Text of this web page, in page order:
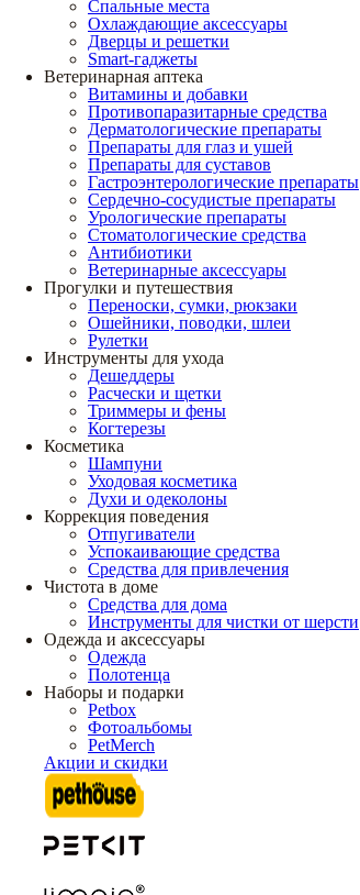
Спальные места
Охлаждающие аксессуары
Дверцы и решетки
Smart-гаджеты
Ветеринарная аптека
Витамины и добавки
Противопаразитарные средства
Дерматологические препараты
Препараты для глаз и ушей
Препараты для суставов
Гастроэнтерологические препараты
Сердечно-сосудистые препараты
Урологические препараты
Стоматологические средства
Антибиотики
Ветеринарные аксессуары
Прогулки и путешествия
Переноски, сумки, рюкзаки
Ошейники, поводки, шлеи
Рулетки
Инструменты для ухода
Дешеддеры
Расчески и щетки
Триммеры и фены
Когтерезы
Косметика
Шампуни
Уходовая косметика
Духи и одеколоны
Коррекция поведения
Отпугиватели
Успокаивающие средства
Средства для привлечения
Чистота в доме
Средства для дома
Инструменты для чистки от шерсти
Одежда и аксессуары
Одежда
Полотенца
Наборы и подарки
Petbox
Фотоальбомы
PetMerch
Акции и скидки